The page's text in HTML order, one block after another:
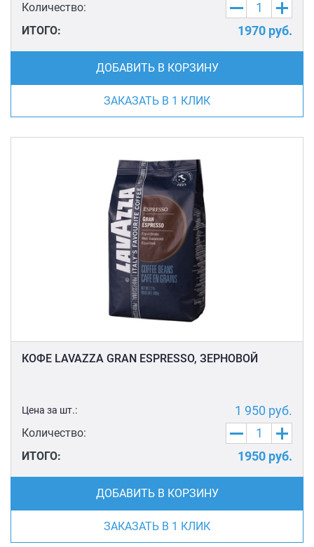
Количество:
ИТОГО:
1970 руб.
ДОБАВИТЬ В КОРЗИНУ
ЗАКАЗАТЬ В 1 КЛИК
КОФЕ LAVAZZA GRAN ESPRESSO, ЗЕРНОВОЙ
Цена за шт.: 1 950 руб.
Количество:
ИТОГО:
1950 руб.
ДОБАВИТЬ В КОРЗИНУ
ЗАКАЗАТЬ В 1 КЛИК